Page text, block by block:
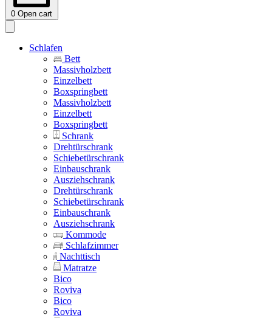
0 Open cart
Schlafen
Bett
Massivholzbett
Einzelbett
Boxspringbett
Massivholzbett
Einzelbett
Boxspringbett
Schrank
Drehtürschrank
Schiebetürschrank
Einbauschrank
Ausziehschrank
Drehtürschrank
Schiebetürschrank
Einbauschrank
Ausziehschrank
Kommode
Schlafzimmer
Nachttisch
Matratze
Bico
Roviva
Bico
Roviva